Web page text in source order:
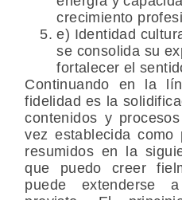
crecimiento
e) Identidad
se consolida su
fortalecer el
Continuando en la
fidelidad es la
contenidos y
vez establecida
resumidos en la
que puedo creer
puede extenderse